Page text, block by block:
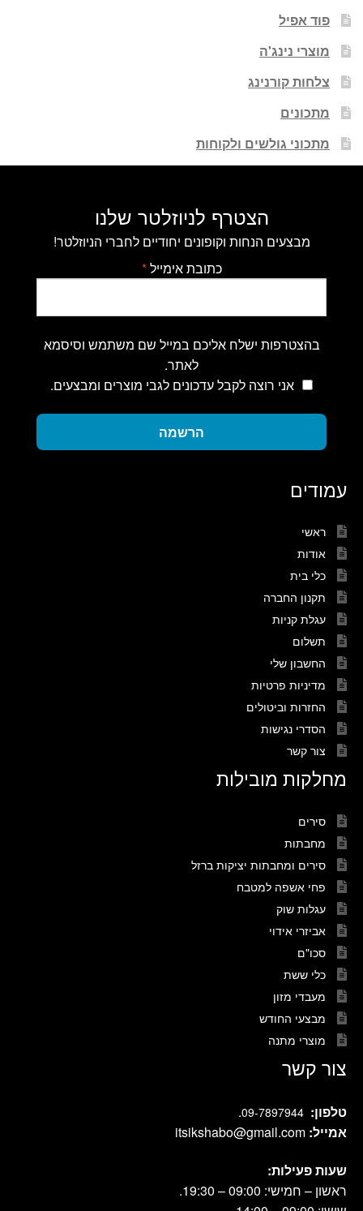
פוד אפיל
מוצרי נינג'ה
צלחות קורנינג
מתכונים
מתכוני גולשים ולקוחות
הצטרף לניוזלטר שלנו
מבצעים הנחות וקופונים יחודיים לחברי הניוזלטר!
כתובת אימייל*
בהצטרפות ישלח אליכם במייל שם משתמש וסיסמא
לאתר.
אני רוצה לקבל עדכונים לגבי מוצרים ומבצעים.
הרשמה
עמודים
ראשי
אודות
כלי בית
תקנון החברה
עגלת קניות
תשלום
החשבון שלי
מדיניות פרטיות
החזרות וביטולים
הסדרי נגישות
צור קשר
מחלקות מובילות
סירים
מחבתות
סירים ומחבתות יציקות ברזל
פחי אשפה למטבח
עגלות שוק
אביזרי אידוי
סכו"ם
כלי ששת
מעבדי מזון
מבצעי החודש
מוצרי מתנה
צור קשר
טלפון: 09-7897944
.
אמייל: itsikshabo@gmail.com
שעות פעילות:
ראשון – חמישי: 09:00 – 19:30.